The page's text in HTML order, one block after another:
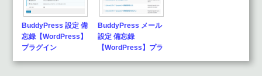
BuddyPress 設定 備
忘録【WordPress】
プラグイン
BuddyPress メール
設定 備忘録
【WordPress】プラ